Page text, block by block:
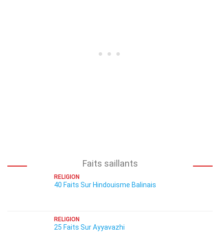
Faits saillants
RELIGION
40 Faits Sur Hindouisme Balinais
RELIGION
25 Faits Sur Ayyavazhi